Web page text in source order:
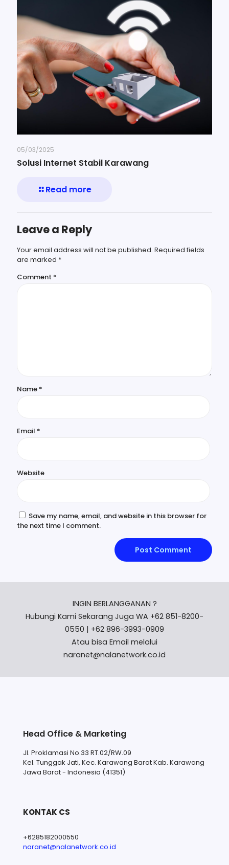
05/03/2025
Solusi Internet Stabil Karawang
Read more
Leave a Reply
Your email address will not be published. Required fields
are marked *
Comment *
Name *
Email *
Website
Save my name, email, and website in this browser for
the next time I comment.
INGIN BERLANGGANAN ?
Hubungi Kami Sekarang Juga WA +62 851-8200-
0550 | +62 896-3993-0909
Atau bisa Email melalui
naranet@nalanetwork.co.id
Head Office & Marketing
Jl. Proklamasi No.33 RT.02/RW.09
Kel. Tunggak Jati, Kec. Karawang Barat Kab. Karawang
Jawa Barat - Indonesia (41351)
KONTAK CS
+6285182000550
naranet@nalanetwork.co.id